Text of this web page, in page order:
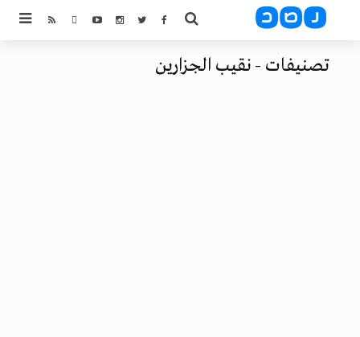
تصنيفات - نقيب الجزارين